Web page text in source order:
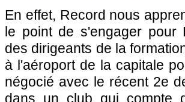
En effet, Record nous
le point de s'engager pour
des dirigeants de la
à l'aéroport de la capitale
négocié avec le récent 2e
dans un club qui compte